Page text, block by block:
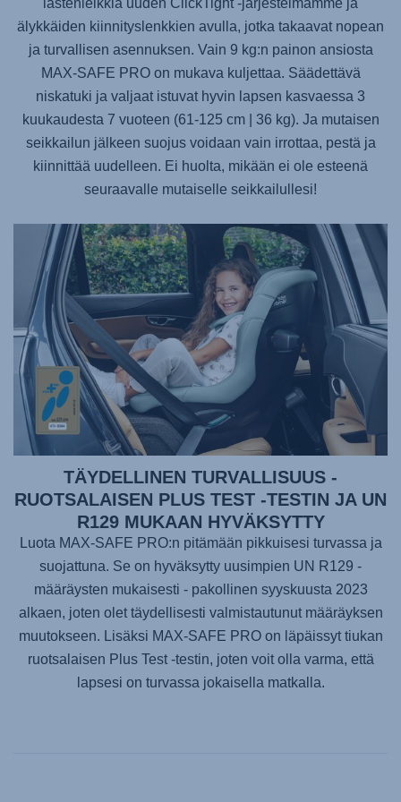
älykkäiden kiinnityslenkkien avulla, jotka takaavat nopean
ja turvallisen asennuksen. Vain 9 kg:n painon ansiosta
MAX-SAFE PROon mukava kuljettaa. Säädettävä
niskatuki ja valjaat istuvat hyvin lapsen kasvaessa 3
kuukaudesta 7 vuoteen (61-125 cm | 36 kg). Ja mutaisen
seikkailun jälkeen suojus voidaan vain irrottaa, pestä ja
kiinnittää uudelleen. Ei huolta, mikään ei ole esteenä
seuraavalle mutaiselle seikkailullesi!
TÄYDELLINEN TURVALLISUUS -
RUOTSALAISEN PLUS TEST -TESTIN JA UN
R129 MUKAAN HYVÄKSYTTY
Luota MAX-SAFE PRO:n pitämään pikkuisesi turvassa ja
suojattuna. Se on hyväksytty uusimpien UN R129 -
määräysten mukaisesti - pakollinen syyskuusta 2023
alkaen, joten olet täydellisesti valmistautunut määräyksen
muutokseen. Lisäksi MAX-SAFE PROon läpäissyt tiukan
ruotsalaisen Plus Test -testin, joten voit olla varma, että
lapsesi on turvassa jokaisella matkalla.